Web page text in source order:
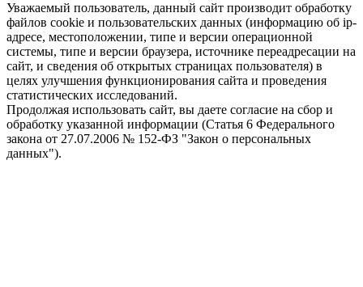
Уважаемый пользователь, данный сайт производит обработку
файлов cookie и пользовательских данных (информацию об ip-
адресе, местоположении, типе и версии операционной
системы, типе и версии браузера, источнике переадресации на
сайт, и сведения об открытых страницах пользователя) в
целях улучшения функционирования сайта и проведения
статистических исследований.
Продолжая использовать сайт, вы даете согласие на сбор и
обработку указанной информации (Статья 6 Федерального
закона от 27.07.2006 № 152-ФЗ "Закон о персональных
данных").